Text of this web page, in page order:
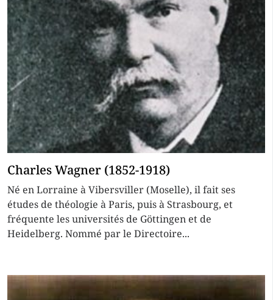
Charles Wagner (1852-1918)
Né en Lorraine à Vibersviller (Moselle), il fait ses
études de théologie à Paris, puis à Strasbourg, et
fréquente les universités de Göttingen et de
Heidelberg. Nommé par le Directoire...